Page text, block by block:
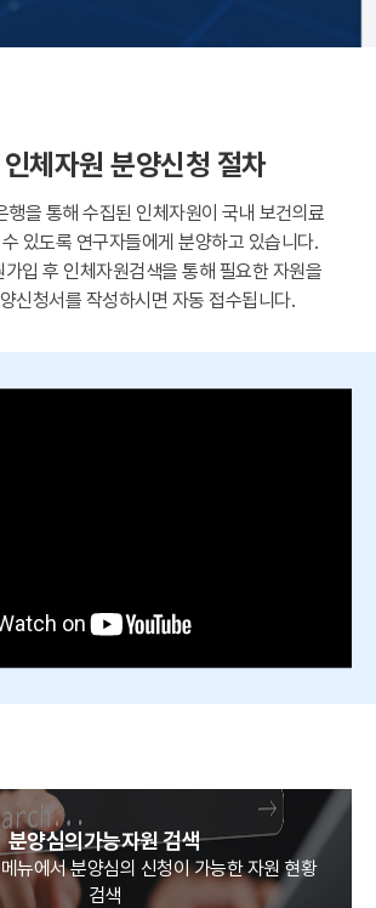
체자원 분양신청 절차
행을 통해 수집된 인체자원이 국내 보건의료
있도록 연구자들에게 분양하고 있습니다.
입 후 인체자원검색을 통해 필요한 자원을
신청서를 작성하시면 자동 접수됩니다.
분양심의가능자원 검색
뉴에서 분양심의 신청이 가능한 자원 현황
검색